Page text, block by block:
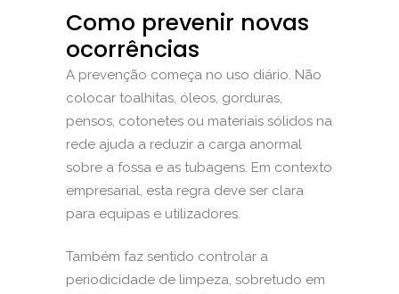
Como prevenir novas
ocorrências
A prevenção começa no uso diário. Não
colocar toalhitas, óleos, gorduras,
pensos, cotonetes ou materiais sólidos na
rede ajuda a reduzir a carga anormal
sobre a fossa e as tubagens. Em contexto
empresarial, esta regra deve ser clara
para equipas e utilizadores.
Também faz sentido controlar a
periodicidade de limpeza, sobretudo em